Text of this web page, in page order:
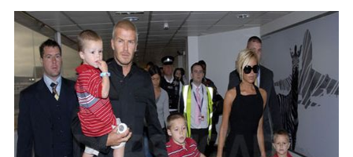
Deco
Διατροφή-Συνταγές
Συνταγές